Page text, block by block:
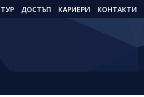
ДОСТЪП КАРИЕРИ КОНТАКТИ